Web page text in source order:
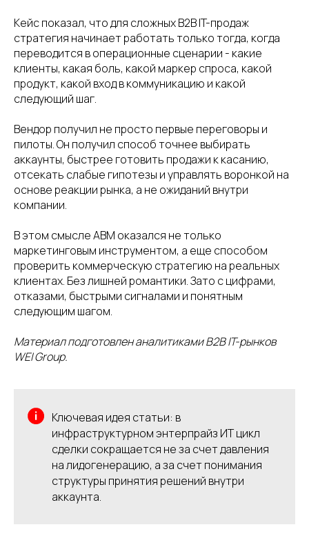
Кейс показал, что для сложных B2B IT-продаж
стратегия начинает работать только тогда, когда
переводится в операционные сценарии - какие
клиенты, какая боль, какой маркер спроса, какой
продукт, какой вход в коммуникацию и какой
следующий шаг.
Вендор получил не просто первые переговоры и
пилоты. Он получил способ точнее выбирать
аккаунты, быстрее готовить продажи к касанию,
отсекать слабые гипотезы и управлять воронкой на
основе реакции рынка, а не ожиданий внутри
компании.
В этом смысле ABM оказался не только
маркетинговым инструментом, а еще способом
проверить коммерческую стратегию на реальных
клиентах. Без лишней романтики. Зато с цифрами,
отказами, быстрыми сигналами и понятным
следующим шагом.
Материал подготовлен аналитиками B2B IT-рынков
WEI Group.
Ключевая идея статьи: в
инфраструктурном энтерпрайз ИТ цикл
сделки сокращается не за счет давления
на лидогенерацию, а за счет понимания
структуры принятия решений внутри
аккаунта.